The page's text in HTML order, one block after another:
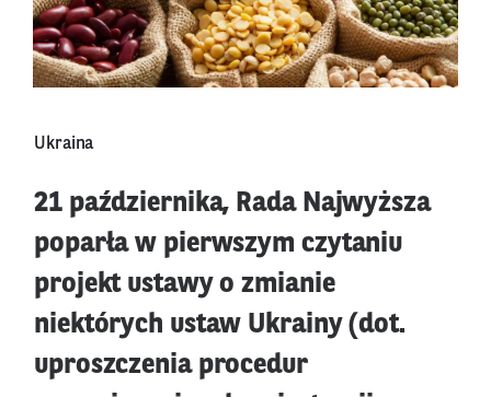
Ukraina
21 października, Rada Najwyższa
poparła w pierwszym czytaniu
projekt ustawy o zmianie
niektórych ustaw Ukrainy (dot.
uproszczenia procedur